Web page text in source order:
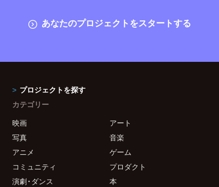
あなたのプロジェクトをスタートする
プロジェクトを探す
カテゴリー
映画
アート
写真
音楽
アニメ
ゲーム
コミュニティ
プロダクト
演劇・ダンス
本